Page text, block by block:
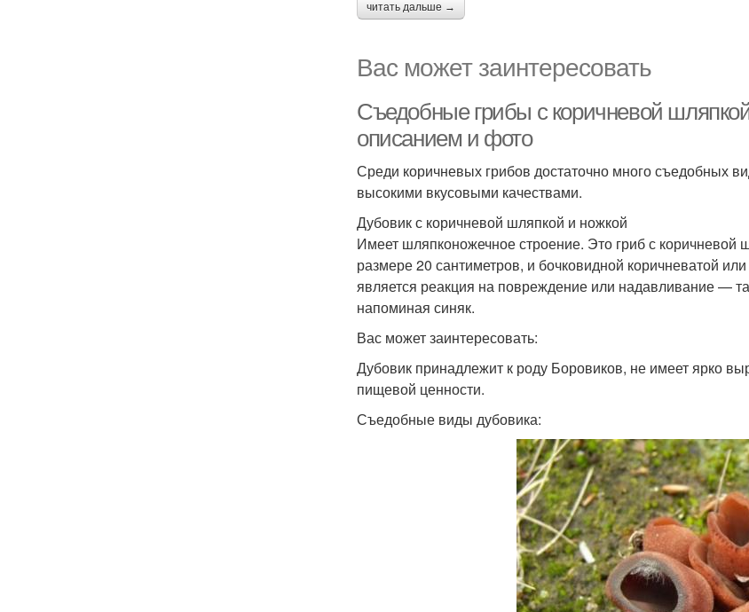
читать дальше →
Вас может заинтересовать
Съедобные грибы с коричневой
описанием и фото
Среди коричневых грибов достаточно много съедобных
высокими вкусовыми качествами.
Дубовик с коричневой шляпкой и ножкой
Имеет шляпконожечное строение. Это гриб с
размере 20 сантиметров, и бочковидной коричневатой
является реакция на повреждение или надавливание —
напоминая синяк.
Вас может заинтересовать:
Дубовик принадлежит к роду Боровиков, не имеет ярко
пищевой ценности.
Съедобные виды дубовика: